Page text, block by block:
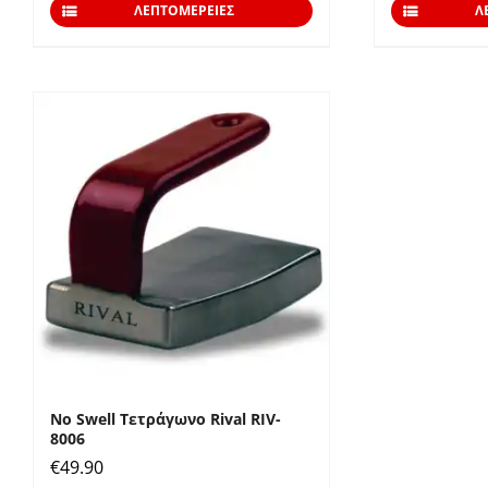
ΛΕΠΤΟΜΈΡΕΙΕΣ
No Swell Τετράγωνο Rival RIV-
8006
€49.90